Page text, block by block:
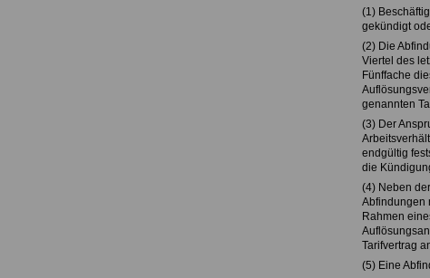
(1)
gekündigt
(2) Die
Viertel des
Fünffache
genannten
(3) Der
endgültig
die
(4) Neben
Abfindungen
Rahmen
Tarifvertrag
(5) Eine